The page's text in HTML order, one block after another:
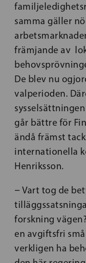
samma gäller
främjande av
De blev nu
valperioden.
går bättre för
ändå främst
internationella
Henriksson.
− Vart tog de
forskning
en avgiftsfri
verkligen ha